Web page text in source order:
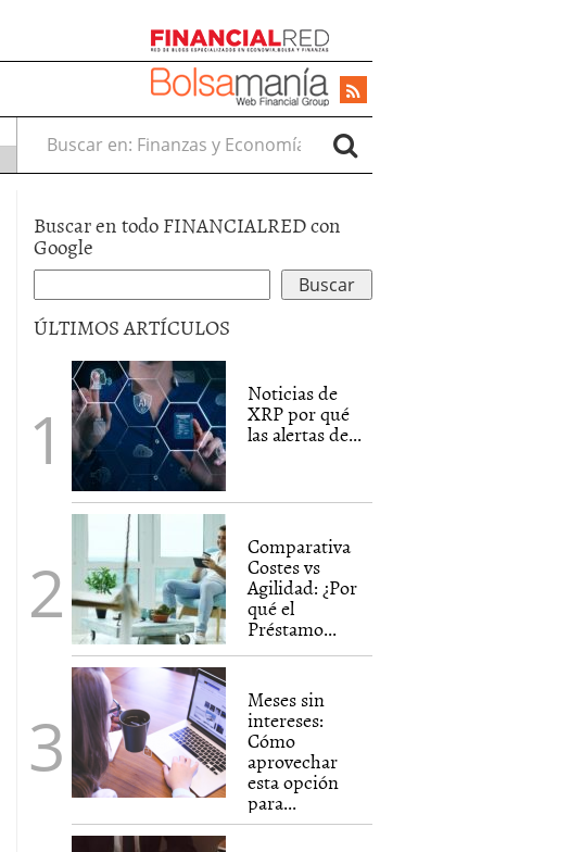
Buscar en:
Buscar en todo FINANCIALRED con
Google
ÚLTIMOS ARTÍCULOS
Noticias de
XRP por qué
las alertas de...
Comparativa
Costes vs
Agilidad: ¿Por
qué el
Préstamo...
Meses sin
intereses:
Cómo
aprovechar
esta opción
para...